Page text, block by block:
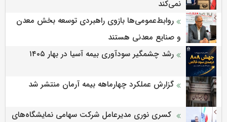
نمی‌کند
روابط‌‌عمومی‌ها بازوی راهبردی توسعه بخش معدن
و صنایع معدنی هستند
رشد چشمگیر سودآوری بیمه آسیا در بهار ۱۴۰۵
گزارش عملکرد چهارماهه بیمه آرمان منتشر شد
کسری نوری مدیرعامل شرکت سهامی نمایشگاه‌های